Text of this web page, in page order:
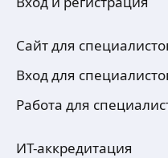
Сайт для
Вход для
Работа для
ИТ-аккредитация